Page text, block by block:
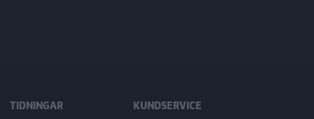
TIDNINGAR KUNDSERVICE